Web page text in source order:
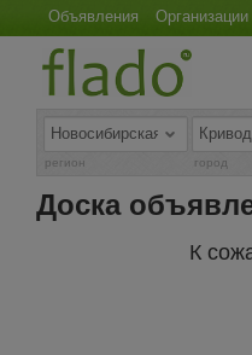
Объявления Организации
регион город
Доска
К